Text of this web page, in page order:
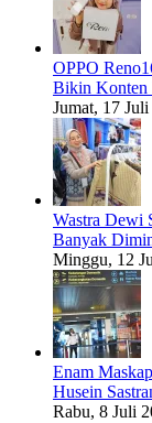
OPPO
Bikin Konten
Jumat, 17
Wastra Dewi
Banyak
Minggu, 12
Enam
Husein
Rabu, 8 Juli